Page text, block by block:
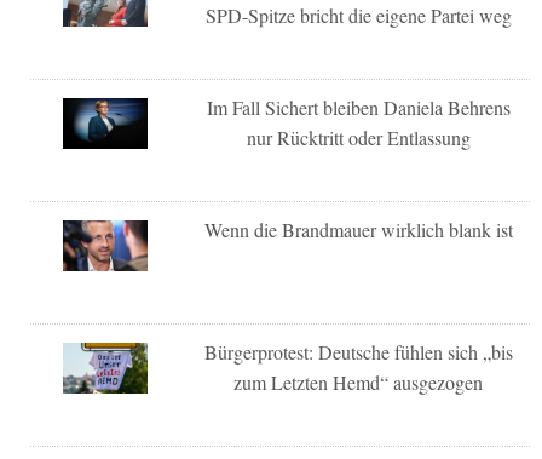
SPD-Spitze bricht die eigene Partei weg
Im Fall Sichert bleiben Daniela Behrens
nur Rücktritt oder Entlassung
Wenn die Brandmauer wirklich blank ist
Bürgerprotest: Deutsche fühlen sich „bis
zum Letzten Hemd“ ausgezogen